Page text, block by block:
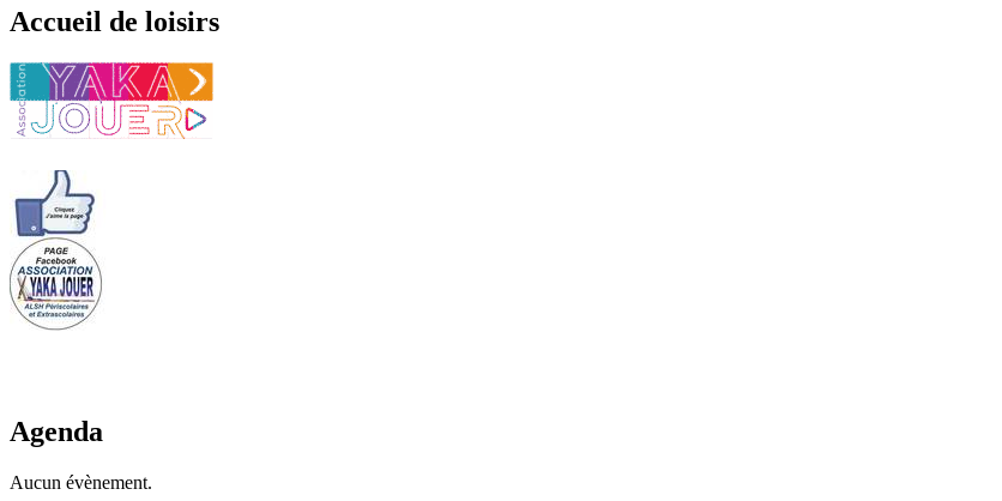
Accueil de loisirs
Agenda
Aucun évènement.